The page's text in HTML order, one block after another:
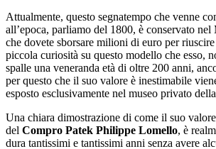
Attualmente, questo segnatempo che venne
all’epoca, parliamo del 1800, è conservato
che dovete sborsare milioni di euro per
piccola curiosità su questo modello che esso,
spalle una veneranda età di oltre 200 anni,
per questo che il suo valore è inestimabile
esposto esclusivamente nel museo privato
Una chiara dimostrazione di come il suo
del Compro Patek Philippe Lomello, è
dura tantissimi e tantissimi anni senza avere